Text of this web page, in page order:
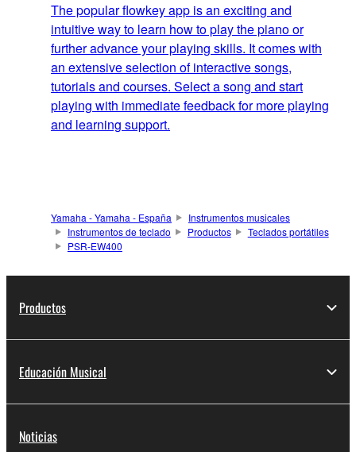
The popular flowkey app is an exciting and
intuitive way to learn how to play the piano or
further advance your playing skills. It comes with
an extensive selection of interactive songs,
tutorials and courses. Select a song and start
playing with immediate feedback for more playing
and learning support.
Yamaha - Yamaha - España
Instrumentos musicales
Instrumentos de teclado
Productos
Teclados portátiles
PSR-EW400
Productos
Educación Musical
Noticias